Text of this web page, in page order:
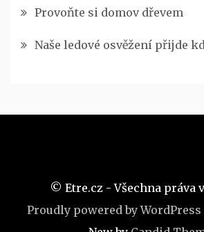
Provoňte si domov dřevem
Naše ledové osvěžení přijde
© Etre.cz - Všechna práva
Proudly powered by WordPress